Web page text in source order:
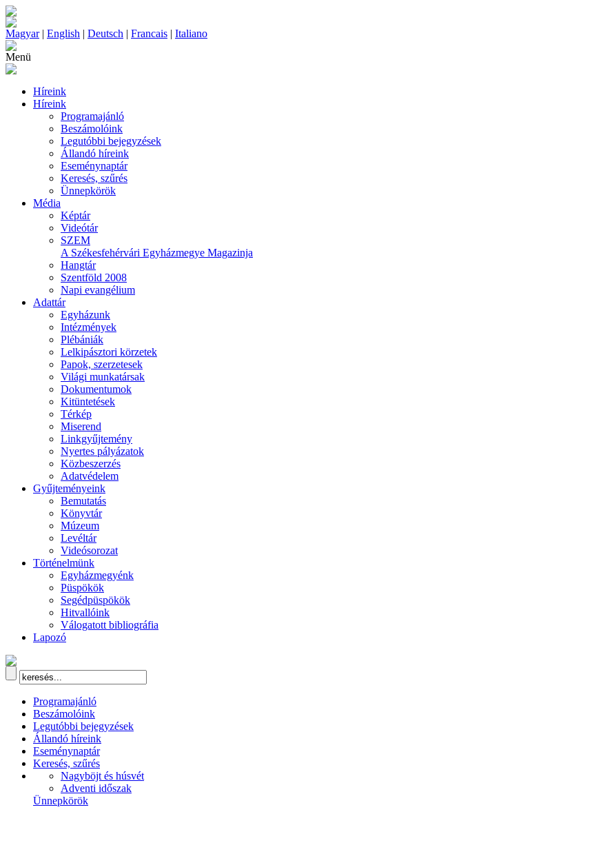
Magyar| English | Deutsch | Francais | Italiano
Menü
Híreink
Híreink
Programajánló
Beszámolóink
Legutóbbi bejegyzések
Állandó híreink
Eseménynaptár
Keresés, szűrés
Ünnepkörök
Média
Képtár
Videótár
SZEM
A Székesfehérvári Egyházmegye Magazinja
Hangtár
Szentföld 2008
Napi evangélium
Adattár
Egyházunk
Intézmények
Plébániák
Lelkipásztori körzetek
Papok, szerzetesek
Világi munkatársak
Dokumentumok
Kitüntetések
Térkép
Miserend
Linkgyűjtemény
Nyertes pályázatok
Közbeszerzés
Adatvédelem
Gyűjteményeink
Bemutatás
Könyvtár
Múzeum
Levéltár
Videósorozat
Történelmünk
Egyházmegyénk
Püspökök
Segédpüspökök
Hitvallóink
Válogatott bibliográfia
Lapozó
Programajánló
Beszámolóink
Legutóbbi bejegyzések
Állandó híreink
Eseménynaptár
Keresés, szűrés
Nagyböjt és húsvét
Adventi időszak
Ünnepkörök